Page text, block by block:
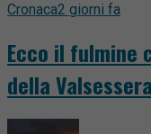
Cronaca2 giorni fa
Ecco il fulmine
della